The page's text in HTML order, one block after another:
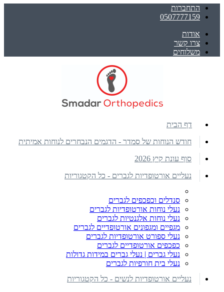
התחברות
0507777159
אודות
צרו קשר
משלוחים
דף הבית
חודש הנוחות של סמדר - הדגמים הנבחרים לנוחות אמיתית
סוף עונת קיץ 2026
נעליים אורטופדיות לגברים - כל הקטגוריות
סנדלים וכפכפים לגברים
נעלי נוחות אורטופדיות לגברים
נעלי נוחות אלגנטיות לגברים
מגפיים ומגפונים אורטופדיים לגברים
נעלי ספורט אורטופדיות לגברים
כפכפים אורטופדיים לגברים
נעלי גברים | נעלי גברים במידות גדולות
נעלי בית חורפיות לגברים
נעליים אורטופדיות לנשים - כל הקטגוריות